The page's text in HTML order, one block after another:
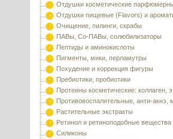
Отдушки косметические
Отдушки пищевые (Flavors) и
Очищение, пилинги, скрабы
ПАВы, Со-ПАВы, солюбилизаторы
Пептиды и аминокислоты
Пигменты, мики, перламутры
Похудение и коррекция фигуры
Пребиотики, пробиотики
Протеины косметические: коллаген,
Противовоспалительные, анти-акнэ,
Растительные экстракты
Ретинол и ретиноподобные вещества
Силиконы